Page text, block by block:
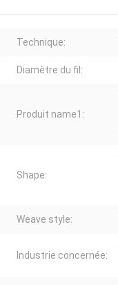
Technique:
Diamètre du fil:
Produit name1:
Shape:
Weave style:
Industrie concernée: